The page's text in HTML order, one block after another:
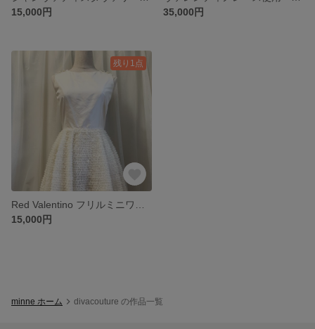
15,000円
35,000円
残り1点
15,000円
minne ホーム divacouture の作品一覧